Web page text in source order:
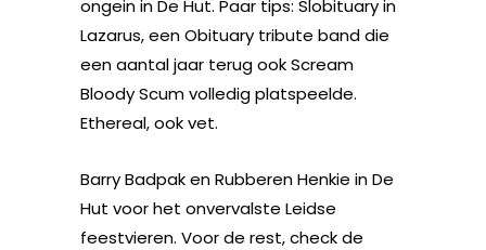
ongein in De Hut. Paar tips: Slobituary in
Lazarus, een Obituary tribute band die
een aantal jaar terug ook Scream
Bloody Scum volledig platspeelde.
Ethereal, ook vet.
Barry Badpak en Rubberen Henkie in De
Hut voor het onvervalste Leidse
feestvieren. Voor de rest, check de